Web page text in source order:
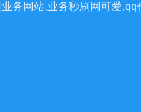
务网站,业务秒刷网可爱,qq